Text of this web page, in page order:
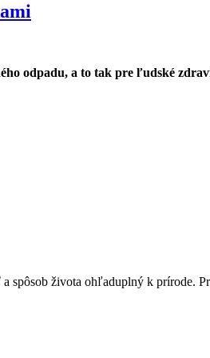
odpadu, a to tak pre ľudské
spôsob života ohľaduplný k prírode.